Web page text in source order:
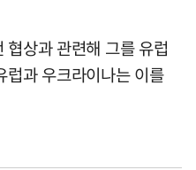
상과 관련해 그를 유럽
럽과 우크라이나는 이를